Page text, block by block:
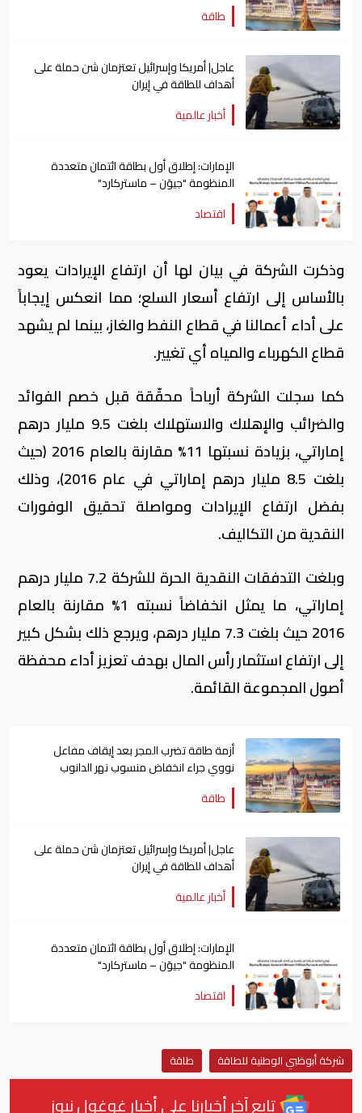
طاقة
عاجل| أمريكا وإسرائيل تعتزمان شن ​حملة على
أهداف للطاقة في ⁠إيران
أخبار عالمية
الإمارات: إطلاق أول بطاقة ائتمان متعددة
المنظومة "جيوَن – ماستركارد"
اقتصاد
وذكرت الشركة في بيان لها أن ارتفاع الإيرادات يعود
بالأساس إلى ارتفاع أسعار السلع؛ مما انعكس إيجاباً
على أداء أعمالنا في قطاع النفط والغاز، بينما لم يشهد
قطاع الكهرباء والمياه أي تغيير.
كما سجلت الشركة أرباحاً محقّقة قبل خصم الفوائد
والضرائب والإهلاك والاستهلاك بلغت 9.5 مليار درهم
إماراتي، بزيادة نسبتها 11% مقارنة بالعام 2016 (حيث
بلغت 8.5 مليار درهم إماراتي في عام 2016)، وذلك
بفضل ارتفاع الإيرادات ومواصلة تحقيق الوفورات
النقدية من التكاليف.
وبلغت التدفقات النقدية الحرة للشركة 7.2 مليار درهم
إماراتي، ما يمثل انخفاضاً نسبته 1% مقارنة بالعام
2016 حيث بلغت 7.3 مليار درهم، ويرجع ذلك بشكل كبير
إلى ارتفاع استثمار رأس المال بهدف تعزيز أداء محفظة
أصول المجموعة القائمة.
أزمة طاقة تضرب المجر بعد إيقاف مفاعل
نووي جراء انخفاض منسوب نهر الدانوب
طاقة
عاجل| أمريكا وإسرائيل تعتزمان شن ​حملة على
أهداف للطاقة في ⁠إيران
أخبار عالمية
الإمارات: إطلاق أول بطاقة ائتمان متعددة
المنظومة "جيوَن – ماستركارد"
اقتصاد
شركة أبوظبي الوطنية للطاقة طاقة
تابع آخر أخبارنا على أخبار غوغول نيوز